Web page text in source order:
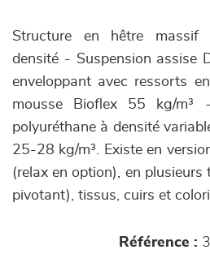
Structure en hêtre massif
densité - Suspension assise
enveloppant avec ressorts
mousse Bioflex 55 kg/m³
polyuréthane à densité
25-28 kg/m³. Existe en
(relax en option), en plusieurs
pivotant), tissus, cuirs et
Référence :